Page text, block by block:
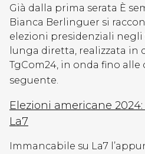
Già dalla prima serata È
Bianca Berlinguer si
elezioni presidenziali
lunga diretta, realizzata in
TgCom24, in onda fino alle
seguente.
Elezioni americane
La7
Immancabile su La7